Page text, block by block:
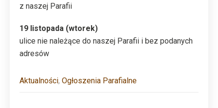
z naszej Parafii
19 listopada (wtorek)
ulice nie należące do naszej Parafii i bez podanych
adresów
Aktualności, Ogłoszenia Parafialne